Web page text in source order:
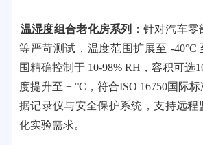
温湿度组合老化房系列
：针对汽车
等严苛测试，温度范围扩展至 -40°C
围精确控制于 10-98% RH，容积可选
度提升至 ± °C，符合ISO 16750国际
据记录仪与安全保护系统，支持远程
化实验需求。